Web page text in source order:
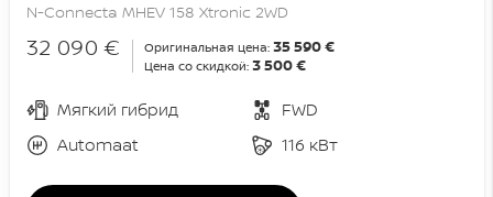
N-Connecta MHEV 158 Xtronic 2WD
32 090 € Оригинальная цена: 35 590 €
Цена со скидкой: 3 500 €
Мягкий гибрид
FWD
Automaat
116 кВт